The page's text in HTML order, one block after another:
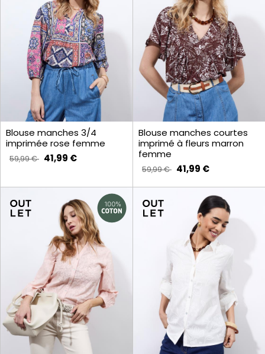
Blouse manches 3/4
imprimée rose femme
59,99 € 41,99 €
Blouse manches courtes
imprimé à fleurs marron
femme
59,99 € 41,99 €